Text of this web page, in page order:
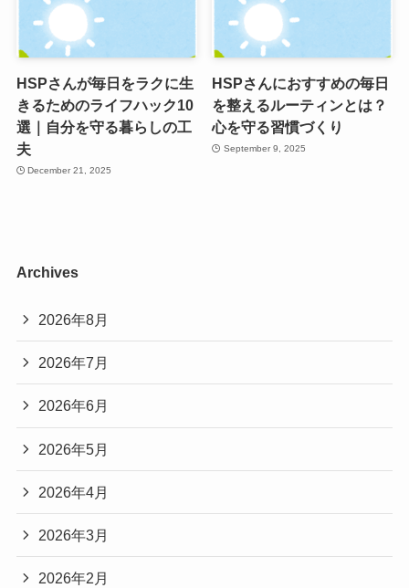
HSPさんが毎日をラクに生
きるためのライフハック10
選｜自分を守る暮らしの工
夫
December 21, 2025
HSPさんにおすすめの毎日
を整えるルーティンとは？
心を守る習慣づくり
September 9, 2025
Archives
2026年8月
2026年7月
2026年6月
2026年5月
2026年4月
2026年3月
2026年2月